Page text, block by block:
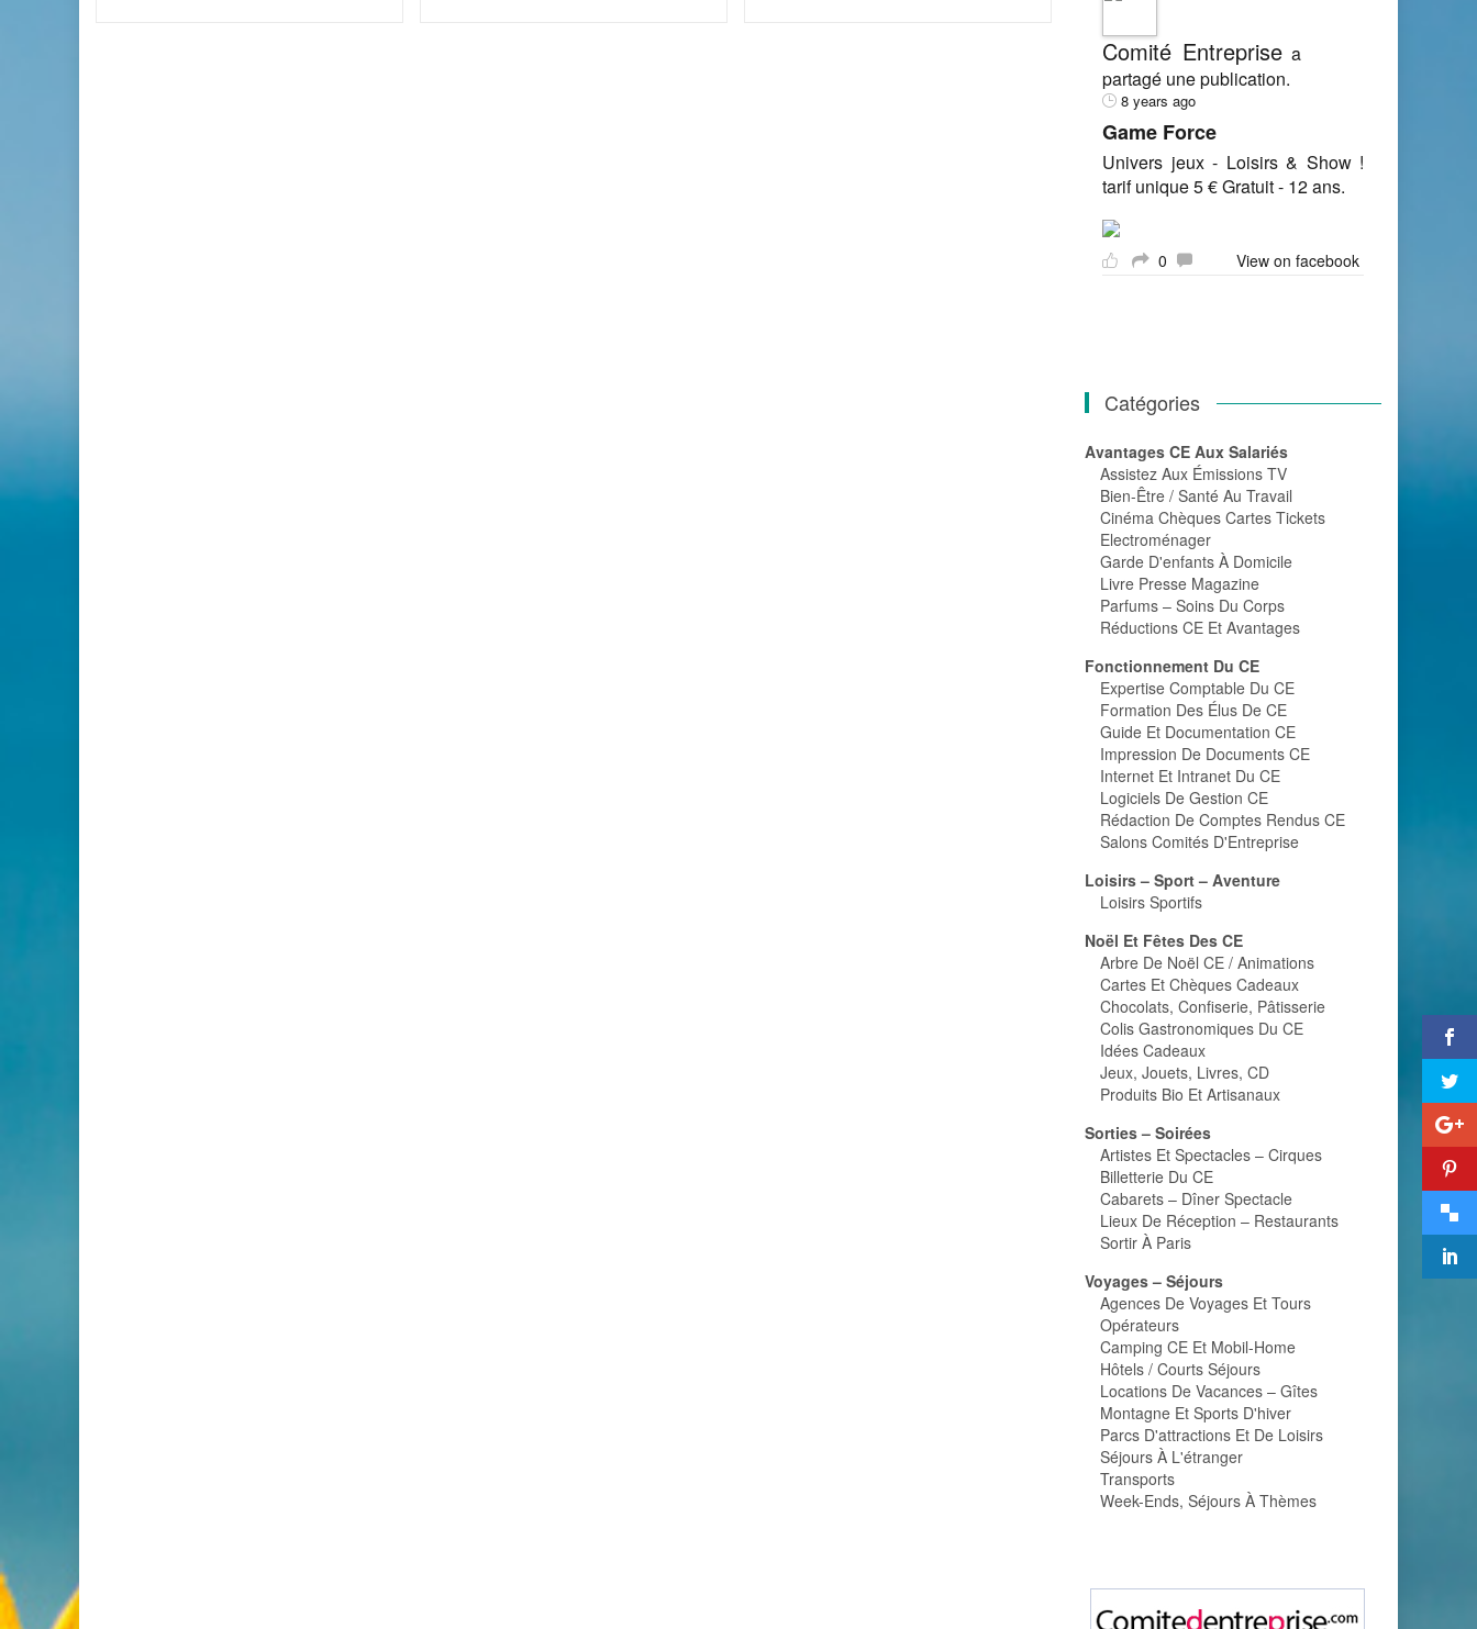
Comité Entreprisea
partagé une publication.
8 years ago
Game Force
Univers jeux - Loisirs & Show !
tarif unique 5 € Gratuit - 12 ans.
0 View on facebook
Catégories
Avantages CE Aux Salariés
Assistez Aux Émissions TV
Bien-Être / Santé Au Travail
Cinéma Chèques Cartes Tickets
Electroménager
Garde D'enfants À Domicile
Livre Presse Magazine
Parfums – Soins Du Corps
Réductions CE Et Avantages
Fonctionnement Du CE
Expertise Comptable Du CE
Formation Des Élus De CE
Guide Et Documentation CE
Impression De Documents CE
Internet Et Intranet Du CE
Logiciels De Gestion CE
Rédaction De Comptes Rendus CE
Salons Comités D'Entreprise
Loisirs – Sport – Aventure
Loisirs Sportifs
Noël Et Fêtes Des CE
Arbre De Noël CE / Animations
Cartes Et Chèques Cadeaux
Chocolats, Confiserie, Pâtisserie
Colis Gastronomiques Du CE
Idées Cadeaux
Jeux, Jouets, Livres, CD
Produits Bio Et Artisanaux
Sorties – Soirées
Artistes Et Spectacles – Cirques
Billetterie Du CE
Cabarets – Dîner Spectacle
Lieux De Réception – Restaurants
Sortir À Paris
Voyages – Séjours
Agences De Voyages Et Tours
Opérateurs
Camping CE Et Mobil-Home
Hôtels / Courts Séjours
Locations De Vacances – Gîtes
Montagne Et Sports D'hiver
Parcs D'attractions Et De Loisirs
Séjours À L'étranger
Transports
Week-Ends, Séjours À Thèmes